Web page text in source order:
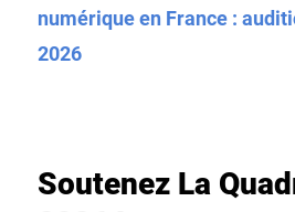
numérique en France :
2026
Soutenez La